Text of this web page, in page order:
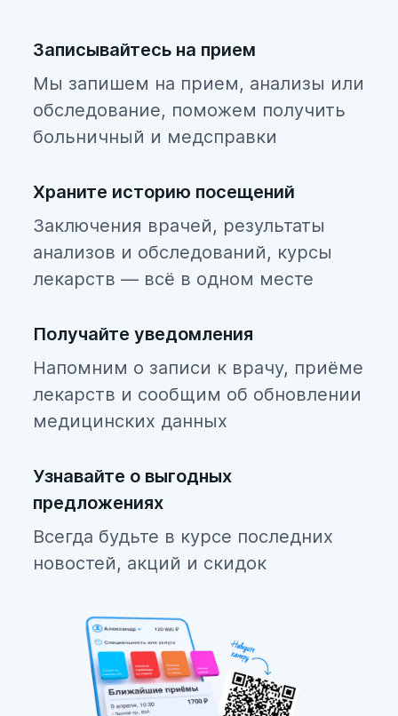
мер. Дисплазия шейки матки у
степени развития:
Записывайтесь на прием
Мы запишем на прием, анализы или
обследование, поможем получить
больничный и медсправки
Храните историю посещений
Заключения врачей, результаты
анализов и обследований, курсы
лекарств — всё в одном месте
Получайте уведомления
Напомним о записи к врачу, приёме
лекарств и сообщим об обновлении
медицинских данных
Узнавайте о выгодных
предложениях
Всегда будьте в курсе последних
новостей, акций и скидок